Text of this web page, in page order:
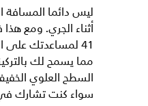
ليس دائما المسافة
أثناء الجري. ومع
41 لمساعدتك على
مما يسمح لك
السطح العلوي